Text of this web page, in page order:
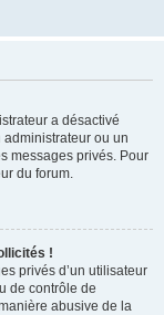
a désactivé
ou un
messages privés. Pour
du forum.
!
privés d’un utilisateur
de contrôle de
abusive de la